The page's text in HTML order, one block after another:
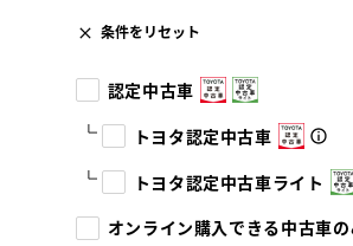
条件をリセット
認定中古車
トヨタ認定中古車
トヨタ認定中古車ライト
オンライン購入できる中古車